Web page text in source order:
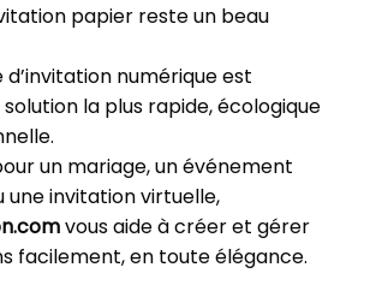
papier reste un beau
numérique est
la plus rapide, écologique
un mariage, un événement
invitation virtuelle,
vous aide à créer et gérer
facilement, en toute élégance.